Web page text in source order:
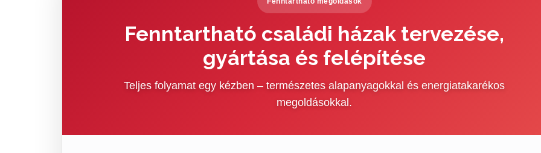
Fenntartható családi házak tervezése,
gyártása és felépítése
Teljes folyamat egy kézben – természetes alapanyagokkal és energiatakarékos
megoldásokkal.